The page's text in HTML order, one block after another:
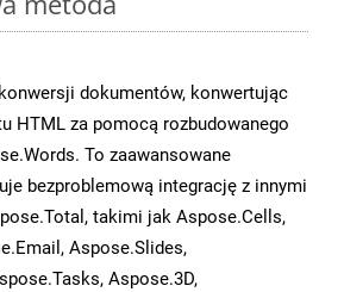
dokumentów, konwertując
HTML za pomocą rozbudowanego
To zaawansowane
bezproblemową integrację z innymi
takimi jak Aspose.Cells,
Aspose.Slides,
Aspose.3D,